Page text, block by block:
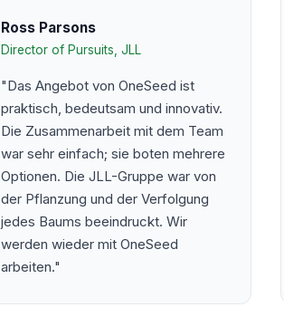
Ross Parsons
Director of Pursuits, JLL
"Das Angebot von OneSeed ist
praktisch, bedeutsam und innovativ.
Die Zusammenarbeit mit dem Team
war sehr einfach; sie boten mehrere
Optionen. Die JLL-Gruppe war von
der Pflanzung und der Verfolgung
jedes Baums beeindruckt. Wir
werden wieder mit OneSeed
arbeiten."